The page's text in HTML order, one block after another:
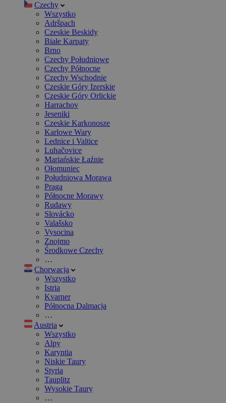
Czechy
Wszystko
Adršpach
Czeskie Beskidy
Białe Karpaty
Brno
Czechy Południowe
Czechy Północne
Czechy Wschodnie
Czeskie Góry Izerskie
Czeskie Góry Orlickie
Harrachov
Jeseniki
Czeskie Karkonosze
Karlowe Wary
Lednice i Valtice
Luhačovice
Mariańskie Łaźnie
Ołomuniec
Południowa Morawa
Praga
Północne Morawy
Rudawy
Slovácko
Valašsko
Vysocina
Znojmo
Środkowe Czechy
…
Chorwacja
Wszystko
Istria
Kvarner
Północna Dalmacja
…
Austria
Wszystko
Alpy
Karyntia
Niskie Taury
Styria
Tauplitz
Wysokie Taury
…